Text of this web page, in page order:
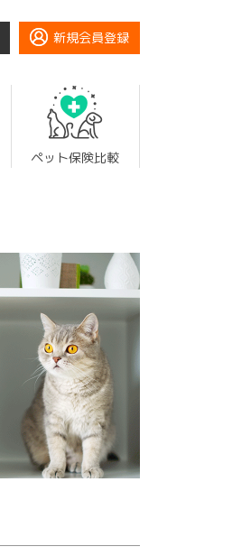
新規会員登録
ペット保険比較